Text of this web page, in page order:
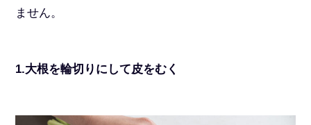
ません。
1.大根を輪切りにして皮をむく